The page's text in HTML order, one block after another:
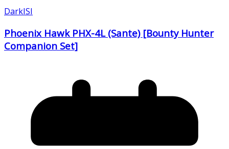
DarkISI
Phoenix Hawk PHX-4L (Sante) [Bounty Hunter
Companion Set]